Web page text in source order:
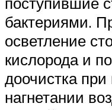
бактериями.
осветление
кислорода и
доочистка при
нагнетании